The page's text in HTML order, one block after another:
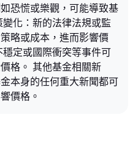
恐慌或樂觀，可能導致基
化：新的法律法規或監
略或成本，進而影響價
定或國際衝突等事件可
格。 其他基金相關新
本身的任何重大新聞都可
價格。